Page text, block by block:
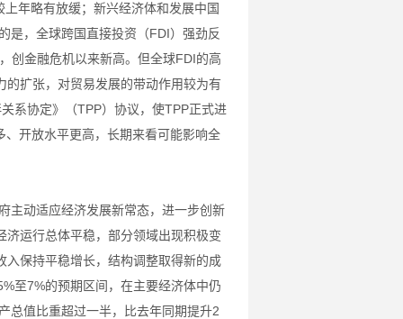
年略有放缓；新兴经济体和发展中国
是，全球跨国直接投资（FDI）强劲反
创金融危机以来新高。但全球FDI的高
扩张，对贸易发展的带动作用较为有
系协定》（TPP）协议，使TPP正式进
开放水平更高，长期来看可能影响全
主动适应经济发展新常态，进一步创新
运行总体平稳，部分领域出现积极变
保持平稳增长，结构调整取得新的成
至7%的预期区间，在主要经济体中仍
总值比重超过一半，比去年同期提升2